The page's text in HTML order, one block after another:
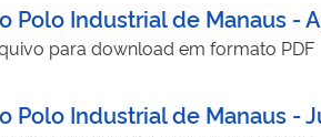
Polo Industrial de Manaus -
para download em formato PDF
Polo Industrial de Manaus -